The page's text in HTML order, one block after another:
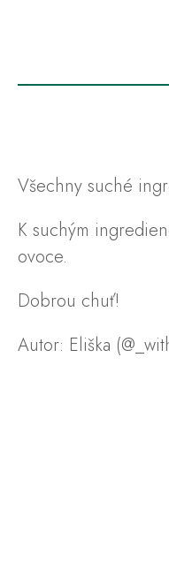
Všechny suché
K suchým
ovoce.
Dobrou chuť!
Autor: Eliška